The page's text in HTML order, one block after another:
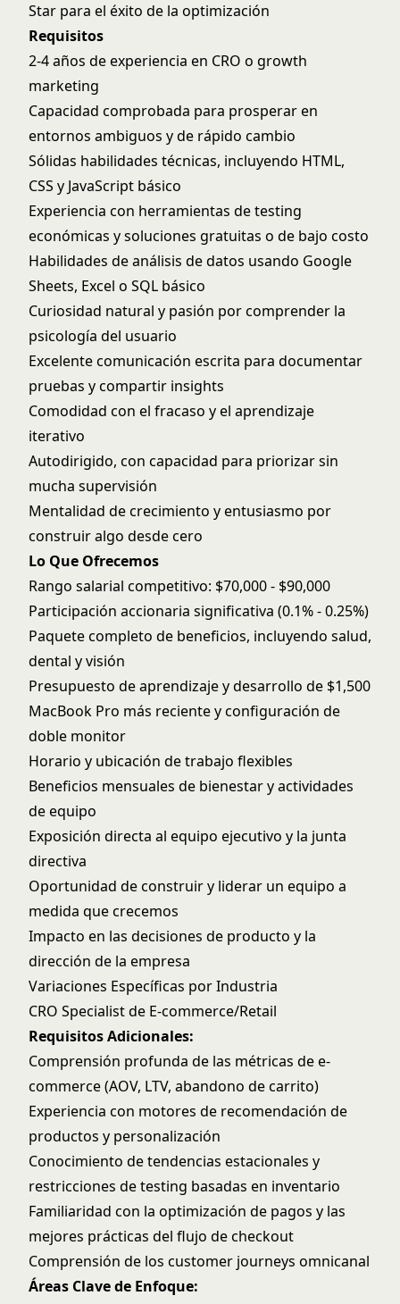
Star para el éxito de la optimización
Requisitos
2-4 años de experiencia en CRO o growth
marketing
Capacidad comprobada para prosperar en
entornos ambiguos y de rápido cambio
Sólidas habilidades técnicas, incluyendo HTML,
CSS y JavaScript básico
Experiencia con herramientas de testing
económicas y soluciones gratuitas o de bajo costo
Habilidades de análisis de datos usando Google
Sheets, Excel o SQL básico
Curiosidad natural y pasión por comprender la
psicología del usuario
Excelente comunicación escrita para documentar
pruebas y compartir insights
Comodidad con el fracaso y el aprendizaje
iterativo
Autodirigido, con capacidad para priorizar sin
mucha supervisión
Mentalidad de crecimiento y entusiasmo por
construir algo desde cero
Lo Que Ofrecemos
Rango salarial competitivo: $70,000 - $90,000
Participación accionaria significativa (0.1% - 0.25%)
Paquete completo de beneficios, incluyendo salud,
dental y visión
Presupuesto de aprendizaje y desarrollo de $1,500
MacBook Pro más reciente y configuración de
doble monitor
Horario y ubicación de trabajo flexibles
Beneficios mensuales de bienestar y actividades
de equipo
Exposición directa al equipo ejecutivo y la junta
directiva
Oportunidad de construir y liderar un equipo a
medida que crecemos
Impacto en las decisiones de producto y la
dirección de la empresa
Variaciones Específicas por Industria
CRO Specialist de E-commerce/Retail
Requisitos Adicionales:
Comprensión profunda de las métricas de e-
commerce (AOV, LTV, abandono de carrito)
Experiencia con motores de recomendación de
productos y personalización
Conocimiento de tendencias estacionales y
restricciones de testing basadas en inventario
Familiaridad con la optimización de pagos y las
mejores prácticas del flujo de checkout
Comprensión de los customer journeys omnicanal
Áreas Clave de Enfoque: